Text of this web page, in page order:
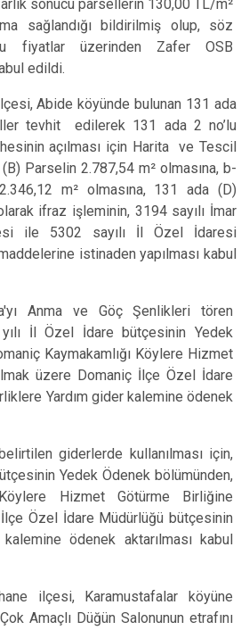
sonucu parsellerin 130,00 TL/m²
sağlandığı bildirilmiş olup, söz
fiyatlar üzerinden Zafer OSB
edildi.
Abide köyünde bulunan 131 ada
tevhit edilerek 131 ada 2 no’lu
açılması için Harita ve Tescil
Parselin 2.787,54 m² olmasına, b-
m² olmasına, 131 ada (D)
ifraz işleminin, 3194 sayılı İmar
ile 5302 sayılı İl Özel İdaresi
istinaden yapılması kabul
Anma ve Göç Şenlikleri tören
İl Özel İdare bütçesinin Yedek
Kaymakamlığı Köylere Hizmet
üzere Domaniç İlçe Özel İdare
Yardım gider kalemine ödenek
giderlerde kullanılması için,
Yedek Ödenek bölümünden,
Hizmet Götürme Birliğine
Özel İdare Müdürlüğü bütçesinin
ödenek aktarılması kabul
ilçesi, Karamustafalar köyüne
Amaçlı Düğün Salonunun etrafını